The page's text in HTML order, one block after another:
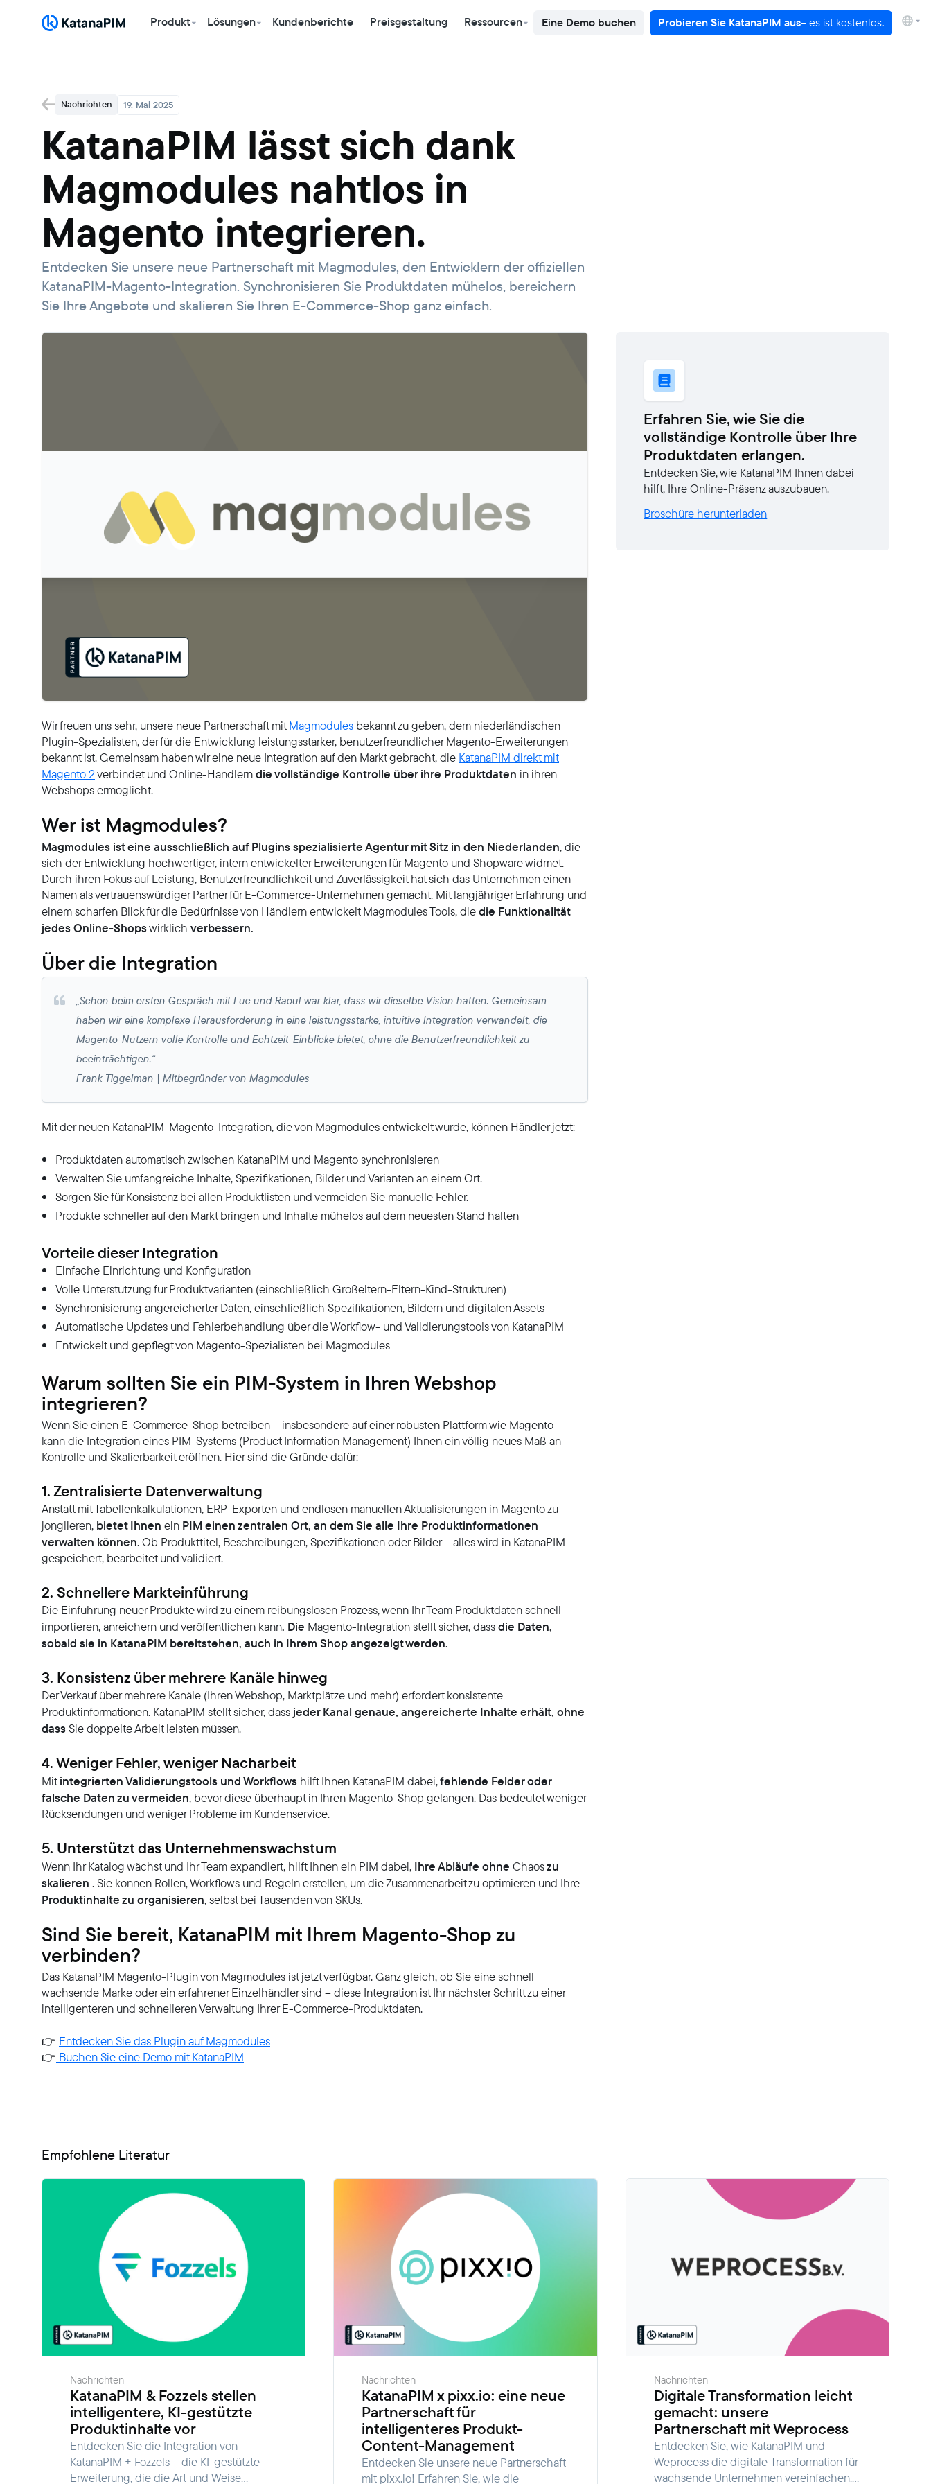
Produkt Lösungen Kundenberichte Preisgestaltung Ressourcen Eine Demo buchen Probieren Sie KatanaPIM aus– es ist kostenlos.
Nachrichten 19. Mai 2025
KatanaPIM lässt sich dank
Magmodules nahtlos in
Magento integrieren.
Entdecken Sie unsere neue Partnerschaft mit Magmodules, den Entwicklern der offiziellen
KatanaPIM-Magento-Integration. Synchronisieren Sie Produktdaten mühelos, bereichern
Sie Ihre Angebote und skalieren Sie Ihren E-Commerce-Shop ganz einfach.
Wir freuen uns sehr, unsere neue Partnerschaft mitMagmodules bekannt zu geben, dem niederländischen
Plugin-Spezialisten, der für die Entwicklung leistungsstarker, benutzerfreundlicher Magento-Erweiterungen
bekannt ist. Gemeinsam haben wir eine neue Integration auf den Markt gebracht, die KatanaPIM direkt mit
Magento 2verbindet und Online-Händlerndie vollständige Kontrolle über ihre Produktdaten in ihren
Webshops ermöglicht.
Wer ist Magmodules?
Magmodules ist eine ausschließlich auf Plugins spezialisierte Agentur mit Sitz in den Niederlanden, die
sich der Entwicklung hochwertiger, intern entwickelter Erweiterungen für Magento und Shopware widmet.
Durch ihren Fokus auf Leistung, Benutzerfreundlichkeit und Zuverlässigkeit hat sich das Unternehmen einen
Namen als vertrauenswürdiger Partner für E-Commerce-Unternehmen gemacht. Mit langjähriger Erfahrung und
einem scharfen Blick für die Bedürfnisse von Händlern entwickelt Magmodules Tools, diedie Funktionalität
jedes Online-Shopswirklich verbessern.
Über die Integration
„Schon beim ersten Gespräch mit Luc und Raoul war klar, dass wir dieselbe Vision hatten. Gemeinsam
haben wir eine komplexe Herausforderung in eine leistungsstarke, intuitive Integration verwandelt, die
Magento-Nutzern volle Kontrolle und Echtzeit-Einblicke bietet, ohne die Benutzerfreundlichkeit zu
beeinträchtigen.“
Frank Tiggelman | Mitbegründer von Magmodules
Mit der neuen KatanaPIM-Magento-Integration, die von Magmodules entwickelt wurde, können Händler jetzt:
Produktdaten automatisch zwischen KatanaPIM und Magento synchronisieren
Verwalten Sie umfangreiche Inhalte, Spezifikationen, Bilder und Varianten an einem Ort.
Sorgen Sie für Konsistenz bei allen Produktlisten und vermeiden Sie manuelle Fehler.
Produkte schneller auf den Markt bringen und Inhalte mühelos auf dem neuesten Stand halten
Vorteile dieser Integration
Einfache Einrichtung und Konfiguration
Volle Unterstützung für Produktvarianten (einschließlich Großeltern-Eltern-Kind-Strukturen)
Synchronisierung angereicherter Daten, einschließlich Spezifikationen, Bildern und digitalen Assets
Automatische Updates und Fehlerbehandlung über die Workflow- und Validierungstools von KatanaPIM
Entwickelt und gepflegt von Magento-Spezialisten bei Magmodules
Warum sollten Sie ein PIM-System in Ihren Webshop
integrieren?
Wenn Sie einen E-Commerce-Shop betreiben – insbesondere auf einer robusten Plattform wie Magento –
kann die Integration eines PIM-Systems (Product Information Management) Ihnen ein völlig neues Maß an
Kontrolle und Skalierbarkeit eröffnen. Hier sind die Gründe dafür:
1. Zentralisierte Datenverwaltung
Anstatt mit Tabellenkalkulationen, ERP-Exporten und endlosen manuellen Aktualisierungen in Magento zu
jonglieren, bietet Ihnen ein PIM einen zentralen Ort, an dem Sie alle Ihre Produktinformationen
verwalten können. Ob Produkttitel, Beschreibungen, Spezifikationen oder Bilder – alles wird in KatanaPIM
gespeichert, bearbeitet und validiert.
2. Schnellere Markteinführung
Die Einführung neuer Produkte wird zu einem reibungslosen Prozess, wenn Ihr Team Produktdaten schnell
importieren, anreichern und veröffentlichen kann. Die Magento-Integration stellt sicher, dassdie Daten,
sobald sie in KatanaPIM bereitstehen, auch in Ihrem Shop angezeigt werden.
3. Konsistenz über mehrere Kanäle hinweg
Der Verkauf über mehrere Kanäle (Ihren Webshop, Marktplätze und mehr) erfordert konsistente
Produktinformationen. KatanaPIM stellt sicher, dass jeder Kanal genaue, angereicherte Inhalte erhält, ohne
dassSie doppelte Arbeit leisten müssen.
4. Weniger Fehler, weniger Nacharbeit
Mitintegrierten Validierungstools und Workflows hilft Ihnen KatanaPIM dabei,fehlende Felder oder
falsche Daten zu vermeiden, bevor diese überhaupt in Ihren Magento-Shop gelangen. Das bedeutet weniger
Rücksendungen und weniger Probleme im Kundenservice.
5. Unterstützt das Unternehmenswachstum
Wenn Ihr Katalog wächst und Ihr Team expandiert, hilft Ihnen ein PIM dabei, Ihre Abläufe ohne Chaoszu
skalieren . Sie können Rollen, Workflows und Regeln erstellen, um die Zusammenarbeit zu optimieren und Ihre
Produktinhalte zu organisieren, selbst bei Tausenden von SKUs.
Sind Sie bereit, KatanaPIM mit Ihrem Magento-Shop zu
verbinden?
Das KatanaPIM Magento-Plugin von Magmodules ist jetzt verfügbar. Ganz gleich, ob Sie eine schnell
wachsende Marke oder ein erfahrener Einzelhändler sind – diese Integration ist Ihr nächster Schritt zu einer
intelligenteren und schnelleren Verwaltung Ihrer E-Commerce-Produktdaten.
👉 Entdecken Sie das Plugin auf Magmodules
👉 Buchen Sie eine Demo mit KatanaPIM
Erfahren Sie, wie Sie die
vollständige Kontrolle über Ihre
Produktdaten erlangen.
Entdecken Sie, wie KatanaPIM Ihnen dabei
hilft, Ihre Online-Präsenz auszubauen.
Broschüre herunterladen
Empfohlene Literatur
Nachrichten
KatanaPIM & Fozzels stellen
intelligentere, KI-gestützte
Produktinhalte vor
Entdecken Sie die Integration von
KatanaPIM + Fozzels – die KI-gestützte
Erweiterung, die die Art und Weise
Nachrichten
KatanaPIM x pixx.io: eine neue
Partnerschaft für
intelligenteres Produkt-
Content-Management
Entdecken Sie unsere neue Partnerschaft
mit pixx.io! Erfahren Sie, wie die
Nachrichten
Digitale Transformation leicht
gemacht: unsere
Partnerschaft mit Weprocess
Entdecken Sie, wie KatanaPIM und
Weprocess die digitale Transformation für
wachsende Unternehmen vereinfachen.